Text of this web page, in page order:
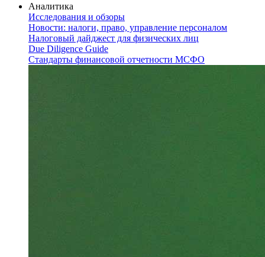
Аналитика
Исследования и обзоры
Новости: налоги, право, управление персоналом
Налоговый дайджест для физических лиц
Due Diligence Guide
Стандарты финансовой отчетности МСФО